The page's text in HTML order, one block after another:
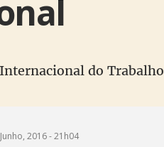
do Trabalho
2016 - 21h04